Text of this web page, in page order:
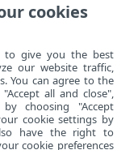
cookies
to give you the best
our website traffic,
You can agree to the
all and close",
choosing "Accept
cookie settings by
have the right to
cookie preferences